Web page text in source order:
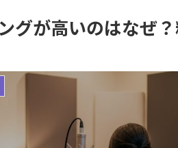
グが高いのはなぜ